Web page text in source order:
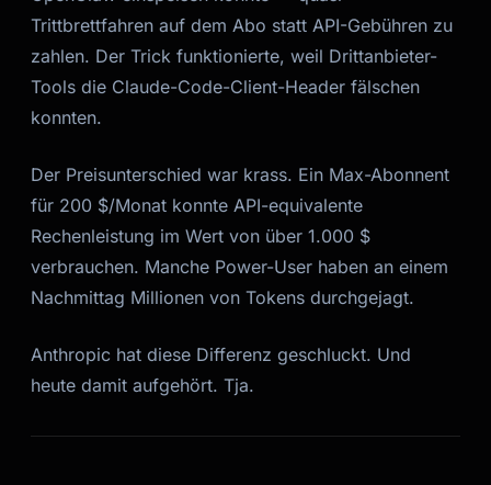
Trittbrettfahren auf dem Abo statt API-Gebühren zu
zahlen. Der Trick funktionierte, weil Drittanbieter-
Tools die Claude-Code-Client-Header fälschen
konnten.
Der Preisunterschied war krass. Ein Max-Abonnent
für 200 $/Monat konnte API-equivalente
Rechenleistung im Wert von über 1.000 $
verbrauchen. Manche Power-User haben an einem
Nachmittag Millionen von Tokens durchgejagt.
Anthropic hat diese Differenz geschluckt. Und
heute damit aufgehört. Tja.